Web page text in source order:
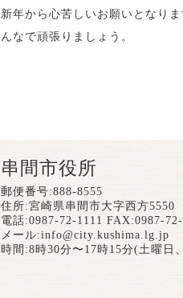
新年から心苦しいお願いとなり
んなで頑張りましょう。
串間市役所
郵便番号:888-8555
住所:宮崎県串間市大字西方5550
電話:0987-72-1111 FAX:0987-
メール:info@city.kushima.lg.jp
時間:8時30分〜17時15分(土曜日